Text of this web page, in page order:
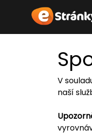
V
naší